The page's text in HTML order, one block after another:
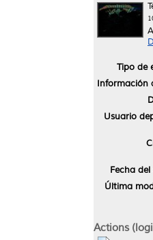
Tipo de
Información
Usuario
Fecha
Última
Actions